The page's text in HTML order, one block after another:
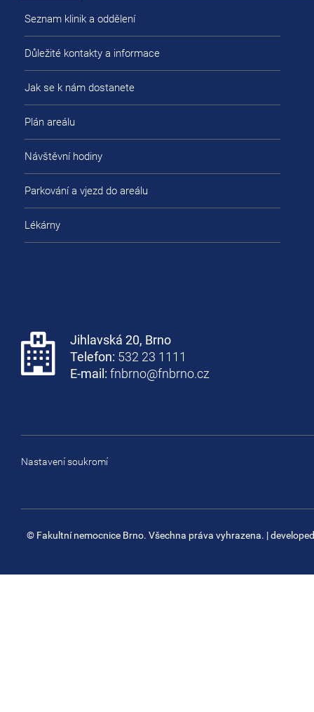
Seznam klinik a oddělení
Důležité kontakty a informace
Jak se k nám dostanete
Plán areálu
Návštěvní hodiny
Parkování a vjezd do areálu
Lékárny
Jihlavská 20, Brno
Telefon: 532 23 1111
E-mail: fnbrno@fnbrno.cz
Nastavení soukromí
© Fakultní nemocnice Brno. Všechna práva vyhrazena. |